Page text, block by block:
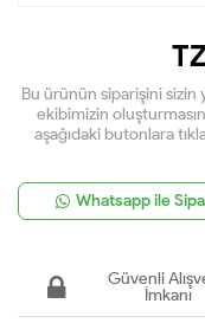
Bu ürünün siparişini
ekibimizin
aşağıdaki butonlara
Whatsapp ile
Güvenli
İmkanı